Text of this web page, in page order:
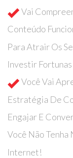
Vai
Conteúdo
Para Atrair Os
Investir
Você Vai
Estratégia De
Engajar E
Você Não Tenha
Internet!